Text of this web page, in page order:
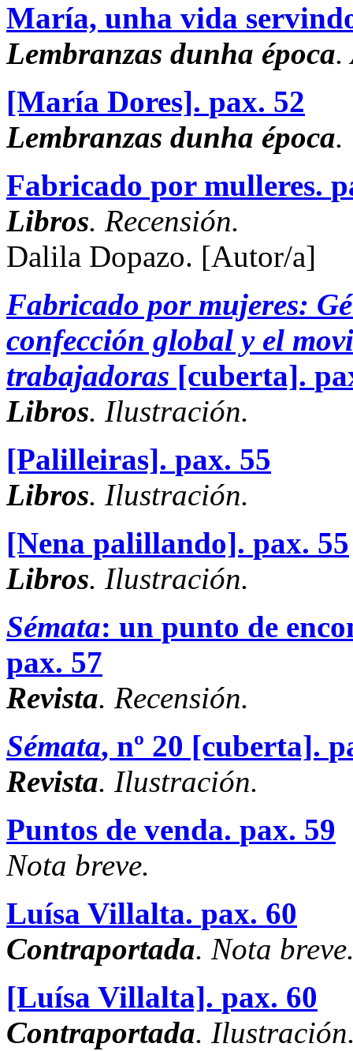
María, unha vida
Lembranzas dunha época.
[María Dores]. pax. 52
Lembranzas dunha época.
Fabricado por mulleres.
Libros. Recensión.
Dalila Dopazo. [Autor/a]
Fabricado por mujeres:
confección global y el
trabajadoras [cuberta].
Libros. Ilustración.
[Palilleiras]. pax. 55
Libros. Ilustración.
[Nena palillando]. pax. 55
Libros. Ilustración.
Sémata: un punto de
pax. 57
Revista. Recensión.
Sémata, nº 20 [cuberta].
Revista. Ilustración.
Puntos de venda. pax. 59
Nota breve.
Luísa Villalta. pax. 60
Contraportada. Nota
[Luísa Villalta]. pax. 60
Contraportada.